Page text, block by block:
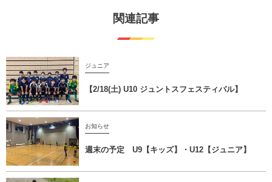
関連記事
ジュニア
【2/18(土) U10 ジュントスフェスティバル】
お知らせ
週末の予定 U9【キッズ】・U12【ジュニア】